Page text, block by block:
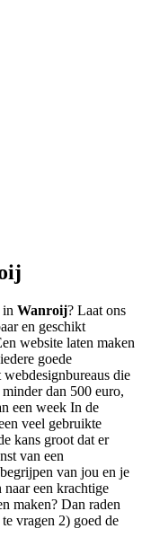
in Wanroij? Laat ons
en geschikt
website laten maken
goede
die
dan 500 euro,
een week In de
veel gebruikte
kans groot dat er
van een
van jou en je
een krachtige
maken? Dan raden
vragen 2) goed de